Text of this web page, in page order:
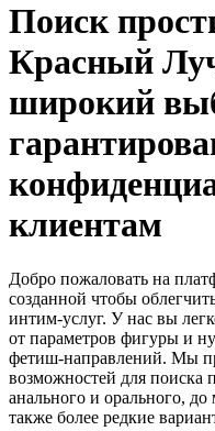
Поиск
Красный
широкий
клиентам
Добро пожаловать на
созданной чтобы
интим-услуг. У нас вы
от параметров фигуры и
фетиш-направлений. Мы
возможностей для поиска
анального и орального,
также более редкие